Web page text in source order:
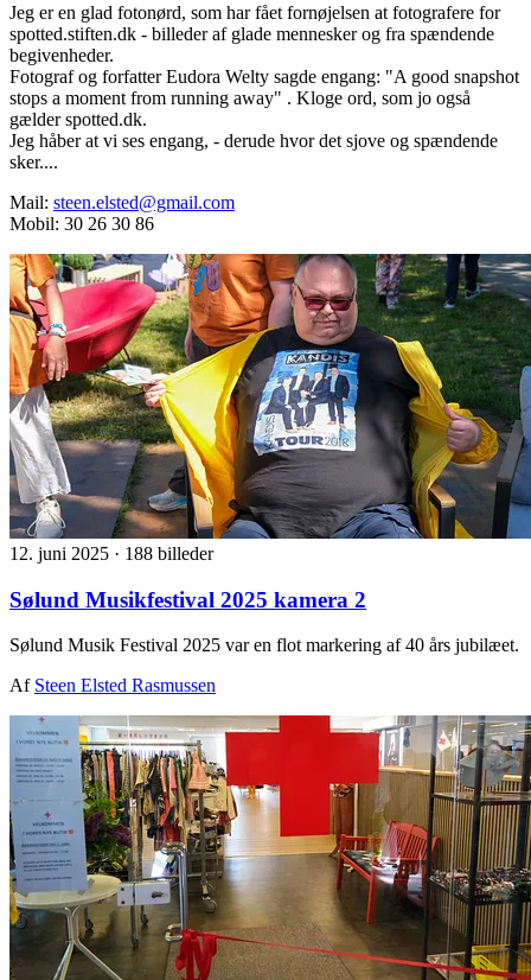
Jeg er en glad fotonørd, som har fået fornøjelsen at fotografere for
spotted.stiften.dk - billeder af glade mennesker og fra spændende
begivenheder.
Fotograf og forfatter Eudora Welty sagde engang: "A good snapshot
stops a moment from running away" . Kloge ord, som jo også
gælder spotted.dk.
Jeg håber at vi ses engang, - derude hvor det sjove og spændende
sker....
Mail: steen.elsted@gmail.com
Mobil: 30 26 30 86
12. juni 2025 · 188 billeder
Sølund Musikfestival 2025 kamera 2
Sølund Musik Festival 2025 var en flot markering af 40 års jubilæet.
Af Steen Elsted Rasmussen